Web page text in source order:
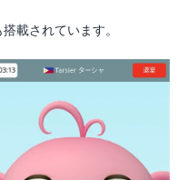
載されています。